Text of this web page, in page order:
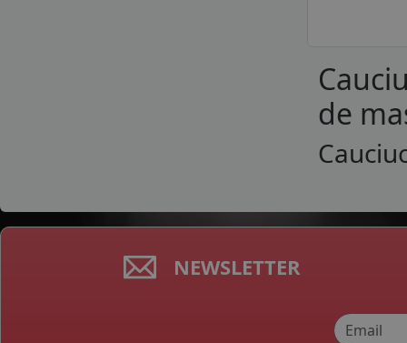
de
NEWSLETTER